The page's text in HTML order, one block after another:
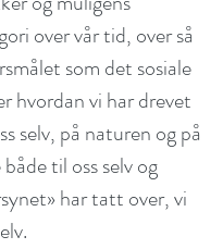
over vår tid, over så
som det sosiale
hvordan vi har drevet
selv, på naturen og på
til oss selv og
har tatt over, vi